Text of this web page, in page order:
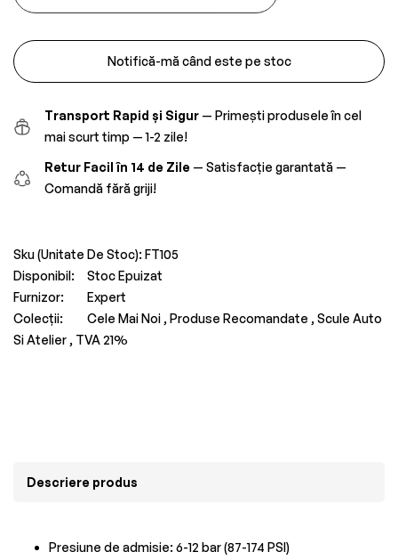
Notifică-mă când este pe stoc
Transport Rapid și Sigur — Primești produsele în cel
mai scurt timp — 1-2 zile!
Retur Facil în 14 de Zile — Satisfacție garantată —
Comandă fără griji!
Sku (Unitate De Stoc): FT105
Disponibil:
Stoc Epuizat
Furnizor:
Expert
Colecții:
Cele Mai Noi , Produse Recomandate , Scule Auto
Si Atelier , TVA 21%
Descriere produs
Presiune de admisie: 6-12 bar (87-174 PSI)